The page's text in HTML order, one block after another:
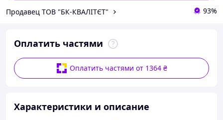
Продавец ТОВ "БК-КВАЛІТЄТ" 93%
Оплатить частями
Оплатить частями от 1364 ₴
Характеристики и описание